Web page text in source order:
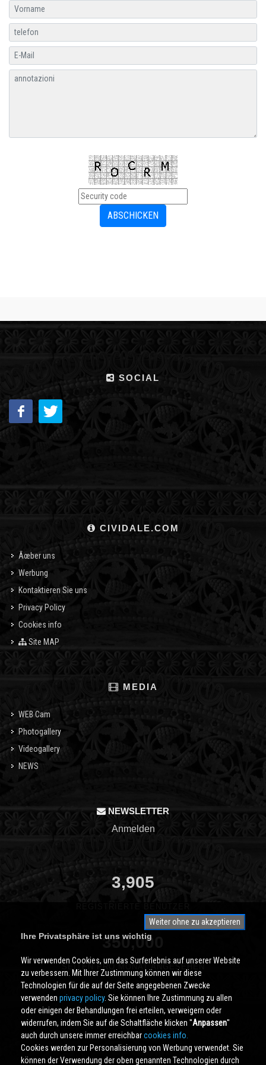
SOCIAL
CIVIDALE.COM
Ãœber uns
Werbung
Kontaktieren Sie uns
Privacy Policy
Cookies info
Site MAP
MEDIA
WEB Cam
Photogallery
Videogallery
NEWS
NEWSLETTER
Anmelden
3,905
350,000
SEITEN PRO MONAT ANGESEHEN
Weiter ohne zu akzeptieren
Ihre Privatsphäre ist uns wichtig
Wir verwenden Cookies, um das Surferlebnis auf unserer Website
zu verbessern. Mit Ihrer Zustimmung können wir diese
Technologien für die auf der Seite angegebenen Zwecke
verwenden privacy policy. Sie können Ihre Zustimmung zu allen
oder einigen der Behandlungen frei erteilen, verweigern oder
widerrufen, indem Sie auf die Schaltfläche klicken ''Anpassen''
auch durch unsere immer erreichbarcookies info.
Cookies werden zur Personalisierung von Werbung verwendet. Sie
können der Verwendung der oben genannten Technologien durch